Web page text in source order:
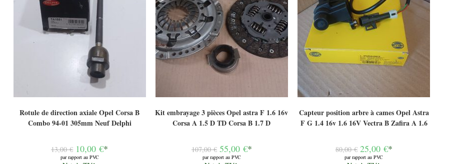
Rotule de direction axiale Opel Corsa B
Combo 94-01 305mm Neuf Delphi
13,00€ Le
prix
initial
10,00€*
par rapport au PVC
Kit embrayage 3 pièces Opel astra F 1.6 16v
Corsa A 1.5 D TD Corsa B 1.7 D
107,00€ Le
prix
initial
55,00 €*
par rapport au PVC
Capteur position arbre à cames Opel Astra
F G 1.4 16v 1.6 16V Vectra B Zafira A 1.6
80,00€ Le
prix
initial
25,00 €*
par rapport au PVC